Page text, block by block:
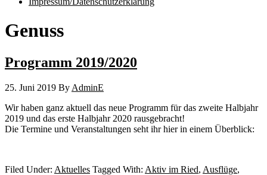
Genuss
Programm 2019/2020
25. Juni 2019 By AdminE
Wir haben ganz aktuell das neue Programm für das zweite Halbjahr
2019 und das erste Halbjahr 2020 rausgebracht!
Die Termine und Veranstaltungen seht ihr hier in einem Überblick:
Filed Under: Aktuelles Tagged With: Aktiv im Ried, Ausflüge,